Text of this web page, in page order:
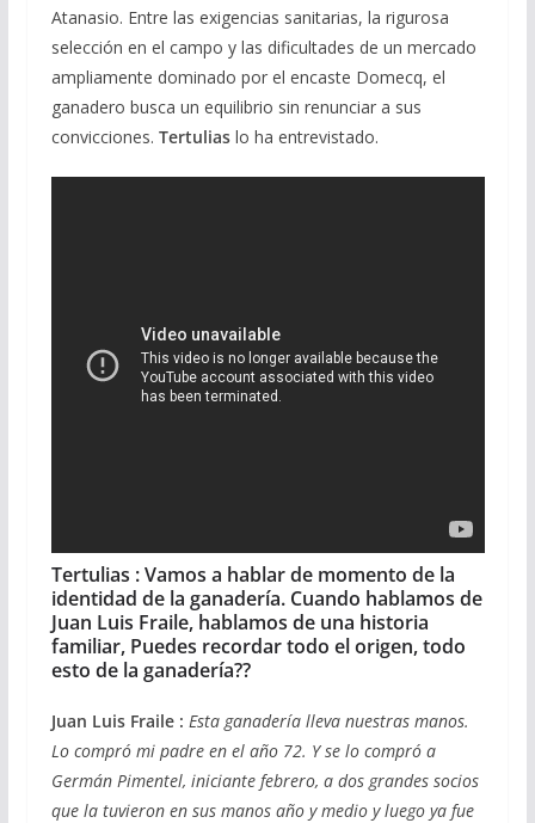
Atanasio. Entre las exigencias sanitarias, la rigurosa
selección en el campo y las dificultades de un mercado
ampliamente dominado por el encaste Domecq, el
ganadero busca un equilibrio sin renunciar a sus
convicciones. Tertuliaslo ha entrevistado.
Tertulias :Vamos a hablar de momento de la
identidad de la ganadería. Cuando hablamos de
Juan Luis Fraile, hablamos de una historia
familiar, Puedes recordar todo el origen, todo
esto de la ganadería??
Juan Luis Fraile : Esta ganadería lleva nuestras manos.
Lo compró mi padre en el año 72. Y se lo compró a
Germán Pimentel, iniciante febrero, a dos grandes socios
que la tuvieron en sus manos año y medio y luego ya fue